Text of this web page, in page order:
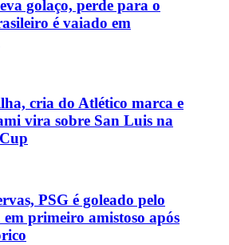
golaço, perde para o
é vaiado em
cria do Atlético marca e
vira sobre San Luis na
PSG é goleado pelo
primeiro amistoso após